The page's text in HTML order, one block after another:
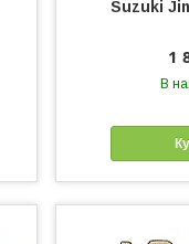
Suzuki
1
В